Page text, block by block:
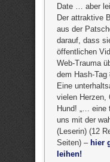
Date … aber
Der attraktive
aus der
darauf, dass
öffentlichen
Web-Trauma
dem Hash-Tag
Eine
vielen Herzen,
Hund! „… eine
uns mit der
(Leserin) (12
Seiten) – hier
leihen!